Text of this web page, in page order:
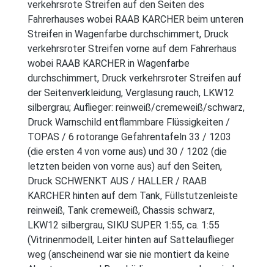
verkehrsrote Streifen auf den Seiten des
Fahrerhauses wobei RAAB KARCHER beim unteren
Streifen in Wagenfarbe durchschimmert, Druck
verkehrsroter Streifen vorne auf dem Fahrerhaus
wobei RAAB KARCHER in Wagenfarbe
durchschimmert, Druck verkehrsroter Streifen auf
der Seitenverkleidung, Verglasung rauch, LKW12
silbergrau; Auflieger: reinweiß/cremeweiß/schwarz,
Druck Warnschild entflammbare Flüssigkeiten /
TOPAS / 6 rotorange Gefahrentafeln 33 / 1203
(die ersten 4 von vorne aus) und 30 / 1202 (die
letzten beiden von vorne aus) auf den Seiten,
Druck SCHWENKT AUS / HALLER / RAAB
KARCHER hinten auf dem Tank, Füllstutzenleiste
reinweiß, Tank cremeweiß, Chassis schwarz,
LKW12 silbergrau, SIKU SUPER 1:55, ca. 1:55
(Vitrinenmodell, Leiter hinten auf Sattelauflieger
weg (anscheinend war sie nie montiert da keine